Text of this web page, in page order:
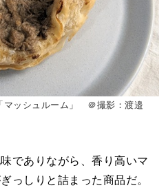
マッシュルーム」 ＠撮影：渡邉
でありながら、香り高いマ
っしりと詰まった商品だ。